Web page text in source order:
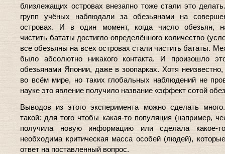
близлежащих островах внезапно тоже стали это
групп учёных наблюдали за обезьянами на
островах. И в один момент, когда число обезьян,
чистить бататы достигло определённого количество
все обезьяны на всех островах стали чистить бататы.
было абсолютно никакого контакта. И произошло
обезьянами Японии, даже в зоопарках. Хотя
во всём мире, но таких глобальных наблюдений не
науке это явление получило название «эффект сотой
Выводов из этого эксперимента можно сделать
такой: для того чтобы какая-то популяция (например,
получила новую информацию или сделала какое-
необходима критическая масса особей (людей),
ответ на поставленный вопрос.